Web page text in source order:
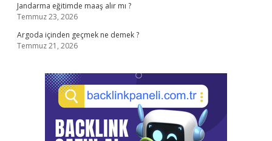
Jandarma eğitimde maaş alır mı ?
Temmuz 23, 2026
Argoda içinden geçmek ne demek ?
Temmuz 21, 2026